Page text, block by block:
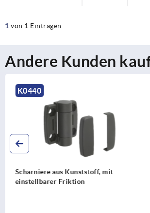
1 von 1 Einträgen
Andere Kunden
Scharniere aus Kunststoff, mit
Klemmfunktion